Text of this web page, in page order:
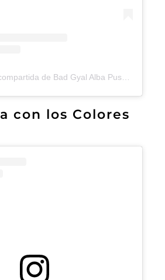
Una publicación compartida de Bad Gyal Alba Pussy K Mana (@akabadgyal)
con los Colores